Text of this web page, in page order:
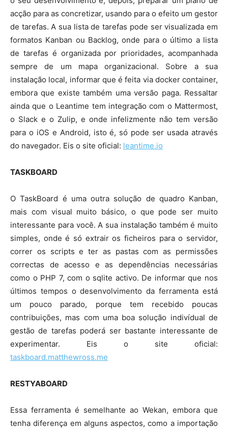
acção para as concretizar, usando para o efeito um gestor
de tarefas. A sua lista de tarefas pode ser visualizada em
formatos Kanban ou Backlog, onde para o último a lista
de tarefas é organizada por prioridades, acompanhada
sempre de um mapa organizacional. Sobre a sua
instalação local, informar que é feita via docker container,
embora que existe também uma versão paga. Ressaltar
ainda que o Leantime tem integração com o Mattermost,
o Slack e o Zulip, e onde infelizmente não tem versão
para o iOS e Android, isto é, só pode ser usada através
do navegador. Eis o site oficial: leantime.io
TASKBOARD
O TaskBoard é uma outra solução de quadro Kanban,
mais com visual muito básico, o que pode ser muito
interessante para você. A sua instalação também é muito
simples, onde é só extrair os ficheiros para o servidor,
correr os scripts e ter as pastas com as permissões
correctas de acesso e as dependências necessárias
como o PHP 7, com o sqlite activo. De informar que nos
últimos tempos o desenvolvimento da ferramenta está
um pouco parado, porque tem recebido poucas
contribuições, mas com uma boa solução indivídual de
gestão de tarefas poderá ser bastante interessante de
experimentar. Eis o site oficial:
taskboard.matthewross.me
RESTYABOARD
Essa ferramenta é semelhante ao Wekan, embora que
tenha diferença em alguns aspectos, como a importação